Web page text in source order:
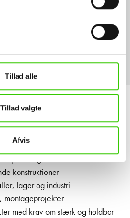
Tillad alle
Tillad valgte
Afvis
- eget til udendørs brug
og facadeplader
konstruktioner
lager og industri
montageprojekter
med krav om stærk og holdbar